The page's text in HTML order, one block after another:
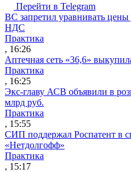
Перейти в Telegram
ВС запретил уравнивать цены
НДС
Практика
, 16:26
Аптечная сеть «36,6»
Практика
, 16:25
Экс-главу АСВ объявили в
млрд руб.
Практика
, 15:55
СИП поддержал Роспатент в
«Нетдолгофф»
Практика
, 15:17